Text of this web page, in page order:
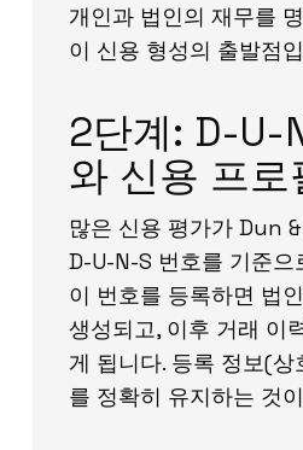
개인과 법인의 재무를
이 신용 형성의 출발점
2단계: D-U-
와 신용 프로
많은 신용 평가가 Dun
D-U-N-S 번호를 기준으
이 번호를 등록하면 법
생성되고, 이후 거래 이
게 됩니다. 등록 정보(상
를 정확히 유지하는 것